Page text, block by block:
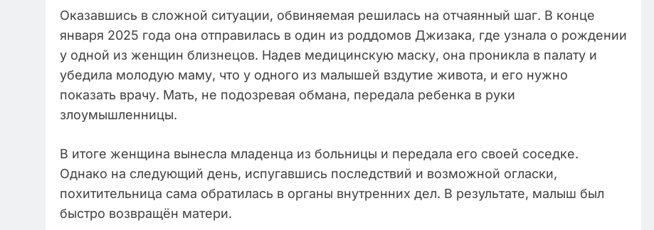
Оказавшись в сложной ситуации, обвиняемая решилась на отчаянный шаг. В конце
января 2025 года она отправилась в один из роддомов Джизака, где узнала о рождении
у одной из женщин близнецов. Надев медицинскую маску, она проникла в палату и
убедила молодую маму, что у одного из малышей вздутие живота, и его нужно
показать врачу. Мать, не подозревая обмана, передала ребенка в руки
злоумышленницы.
В итоге женщина вынесла младенца из больницы и передала его своей соседке.
Однако на следующий день, испугавшись последствий и возможной огласки,
похитительница сама обратилась в органы внутренних дел. В результате, малыш был
быстро возвращён матери.